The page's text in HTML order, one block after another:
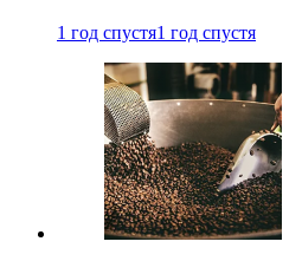
1 год спустя1 год спустя